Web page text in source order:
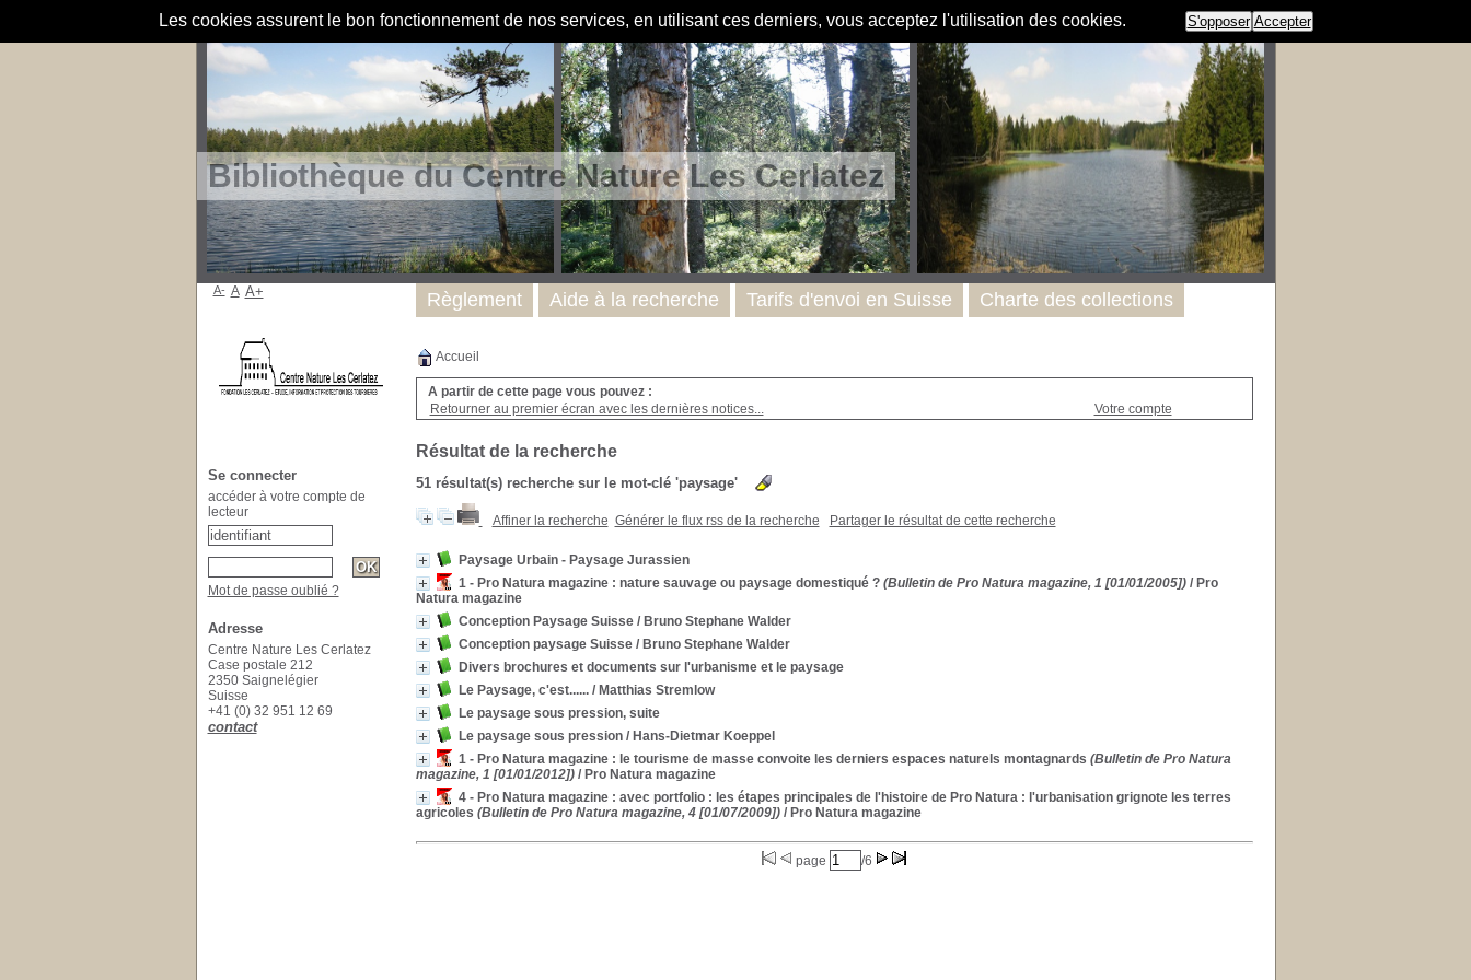
Les cookies assurent le bon fonctionnement de nos services, en utilisant ces derniers, vous acceptez l'utilisation des cookies. S'opposer Accepter
Bibliothèque du Centre Nature Les Cerlatez
Accueil
A partir de cette page vous pouvez :
Retourner au premier écran avec les dernières notices...
Votre compte
Résultat de la recherche
51 résultat(s) recherche sur le mot-clé 'paysage'
Affiner la recherche Générer le flux rss de la recherche Partager le résultat de cette recherche
Paysage Urbain - Paysage Jurassien
1 - Pro Natura magazine : nature sauvage ou paysage domestiqué ?(Bulletin de Pro Natura magazine, 1 [01/01/2005])/ Pro
Natura magazine
Conception Paysage Suisse/ Bruno Stephane Walder
Conception paysage Suisse/ Bruno Stephane Walder
Divers brochures et documents sur l'urbanisme et le paysage
Le Paysage, c'est....../ Matthias Stremlow
Le paysage sous pression, suite
Le paysage sous pression/ Hans-Dietmar Koeppel
1 - Pro Natura magazine : le tourisme de masse convoite les derniers espaces naturels montagnards (Bulletin de Pro Natura
magazine, 1 [01/01/2012])/ Pro Natura magazine
4 - Pro Natura magazine : avec portfolio : les étapes principales de l'histoire de Pro Natura : l'urbanisation grignote les terres
agricoles (Bulletin de Pro Natura magazine, 4 [01/07/2009])/ Pro Natura magazine
page /6
Règlement Aide à la recherche Tarifs d'envoi en Suisse Charte des collections
A- A A+
Se connecter
accéder à votre compte de
lecteur
Mot de passe oublié ?
Adresse
Centre Nature Les Cerlatez
Case postale 212
2350 Saignelégier
Suisse
+41 (0) 32 951 12 69
contact